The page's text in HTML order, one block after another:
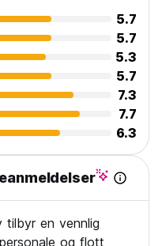
5.7
5.7
5.3
5.7
7.3
7.7
6.3
tilbyr en vennlig
og flott